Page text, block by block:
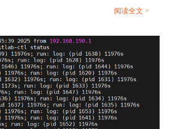
图4：镜像仓库
GitLab退出控制台的操作方法。本文
阅读全文 >